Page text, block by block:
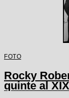
FOTO
Rocky
quinte al